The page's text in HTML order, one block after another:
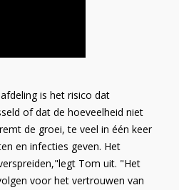
is het risico dat
of dat de hoeveelheid niet
de groei, te veel in één keer
en infecties geven. Het
Tom uit. "Het
voor het vertrouwen van